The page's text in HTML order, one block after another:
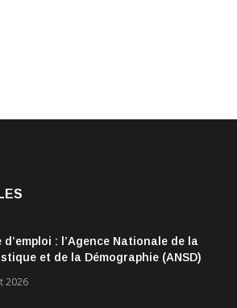
d’emploi : l’Agence Nationale de la
et de la Démographie (ANSD)
2026